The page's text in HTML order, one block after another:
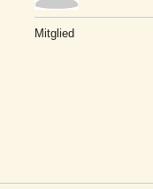
Mitglied